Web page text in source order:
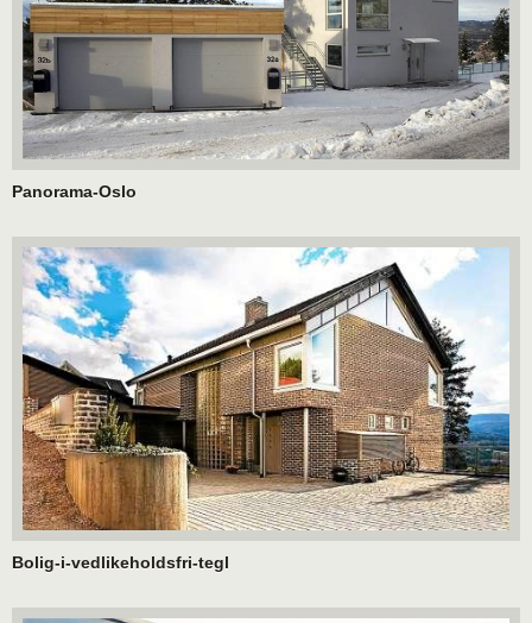
Panorama-Oslo
Bolig-i-vedlikeholdsfri-tegl